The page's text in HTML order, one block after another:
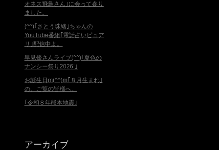
オネス飛鳥さん｣に会って参り
ました。
(^^)｢さとう珠緒｣ちゃんの
YouTube番組｢電話占いピュア
リ｣配信中よ。
早見優さんライブ(^^)｢夏色の
ナンシー祭り2026’｣
お誕生日m(^^)m｢８月生まれ｣
の、ご覧の皆様へ。
｢令和８年熊本地震｣
アーカイブ